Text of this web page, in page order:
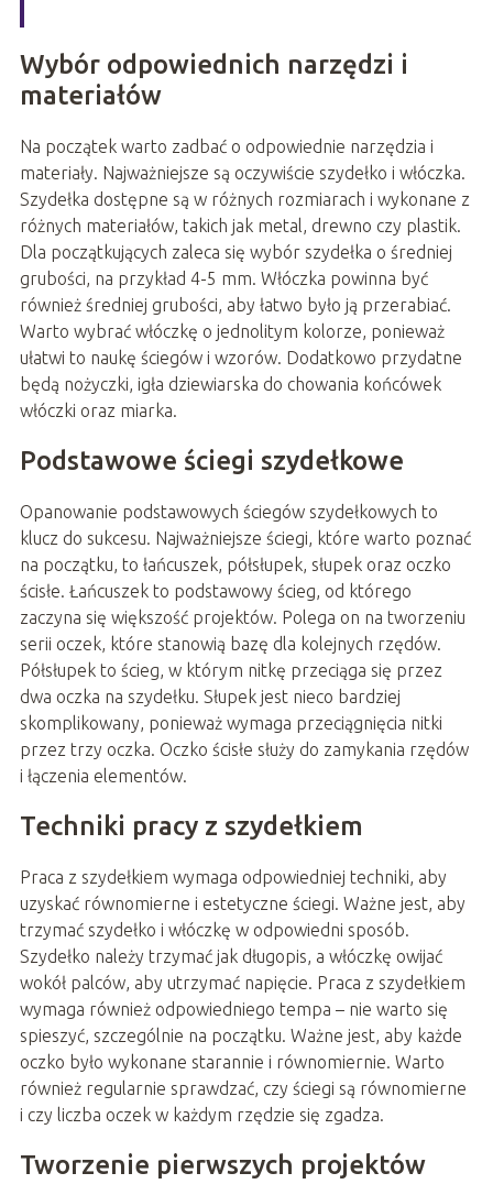
Wybór odpowiednich narzędzi i
materiałów
Na początek warto zadbać o odpowiednie narzędzia i
materiały. Najważniejsze są oczywiście szydełko i włóczka.
Szydełka dostępne są w różnych rozmiarach i wykonane z
różnych materiałów, takich jak metal, drewno czy plastik.
Dla początkujących zaleca się wybór szydełka o średniej
grubości, na przykład 4-5 mm. Włóczka powinna być
również średniej grubości, aby łatwo było ją przerabiać.
Warto wybrać włóczkę o jednolitym kolorze, ponieważ
ułatwi to naukę ściegów i wzorów. Dodatkowo przydatne
będą nożyczki, igła dziewiarska do chowania końcówek
włóczki oraz miarka.
Podstawowe ściegi szydełkowe
Opanowanie podstawowych ściegów szydełkowych to
klucz do sukcesu. Najważniejsze ściegi, które warto poznać
na początku, to łańcuszek, półsłupek, słupek oraz oczko
ścisłe. Łańcuszek to podstawowy ścieg, od którego
zaczyna się większość projektów. Polega on na tworzeniu
serii oczek, które stanowią bazę dla kolejnych rzędów.
Półsłupek to ścieg, w którym nitkę przeciąga się przez
dwa oczka na szydełku. Słupek jest nieco bardziej
skomplikowany, ponieważ wymaga przeciągnięcia nitki
przez trzy oczka. Oczko ścisłe służy do zamykania rzędów
i łączenia elementów.
Techniki pracy z szydełkiem
Praca z szydełkiem wymaga odpowiedniej techniki, aby
uzyskać równomierne i estetyczne ściegi. Ważne jest, aby
trzymać szydełko i włóczkę w odpowiedni sposób.
Szydełko należy trzymać jak długopis, a włóczkę owijać
wokół palców, aby utrzymać napięcie. Praca z szydełkiem
wymaga również odpowiedniego tempa – nie warto się
spieszyć, szczególnie na początku. Ważne jest, aby każde
oczko było wykonane starannie i równomiernie. Warto
również regularnie sprawdzać, czy ściegi są równomierne
i czy liczba oczek w każdym rzędzie się zgadza.
Tworzenie pierwszych projektów